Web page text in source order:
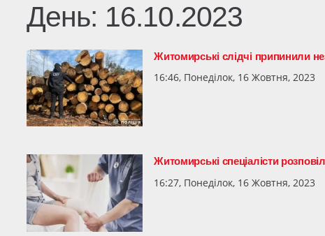
День: 16.10.2023
Житомирські слідчі припинили
16:46, Понеділок, 16 Жовтня, 2023
Житомирські спеціалісти
16:27, Понеділок, 16 Жовтня, 2023